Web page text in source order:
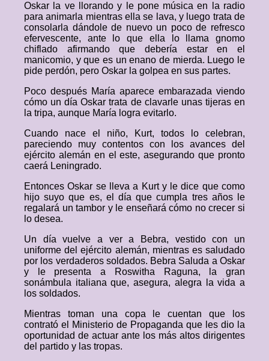
Oskar la ve llorando y le pone música en la radio
para animarla mientras ella se lava, y luego trata de
consolarla dándole de nuevo un poco de refresco
efervescente, ante lo que ella lo llama gnomo
chiflado afirmando que debería estar en el
manicomio, y que es un enano de mierda. Luego le
pide perdón, pero Oskar la golpea en sus partes.
Poco después María aparece embarazada viendo
cómo un día Oskar trata de clavarle unas tijeras en
la tripa, aunque María logra evitarlo.
Cuando nace el niño, Kurt, todos lo celebran,
pareciendo muy contentos con los avances del
ejército alemán en el este, asegurando que pronto
caerá Leningrado.
Entonces Oskar se lleva a Kurt y le dice que como
hijo suyo que es, el día que cumpla tres años le
regalará un tambor y le enseñará cómo no crecer si
lo desea.
Un día vuelve a ver a Bebra, vestido con un
uniforme del ejército alemán, mientras es saludado
por los verdaderos soldados. Bebra Saluda a Oskar
y le presenta a Roswitha Raguna, la gran
sonámbula italiana que, asegura, alegra la vida a
los soldados.
Mientras toman una copa le cuentan que los
contrató el Ministerio de Propaganda que les dio la
oportunidad de actuar ante los más altos dirigentes
del partido y las tropas.